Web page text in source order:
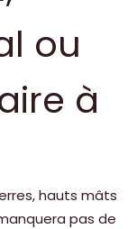
ou
à
hauts mâts
pas de